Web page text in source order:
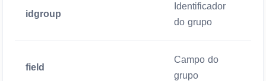
idgroup
Identificador
do grupo
field
Campo do
grupo